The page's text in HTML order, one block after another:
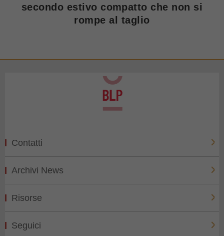
secondo estivo compatto che non si
rompe al taglio
Contatti
Archivi News
Risorse
Seguici